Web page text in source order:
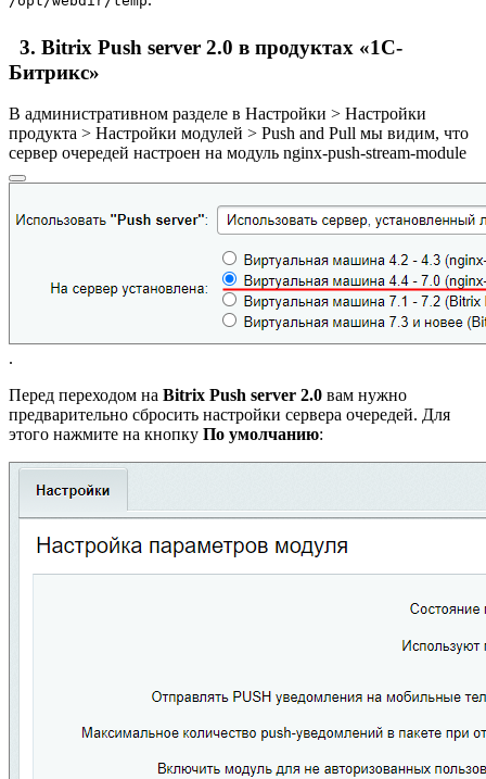
3. Bitrix Push server 2.0 в продуктах «1С-
Битрикс»
В административном разделе в Настройки > Настройки
продукта > Настройки модулей > Push and Pull мы видим, что
сервер очередей настроен на модуль nginx-push-stream-module
.
Перед переходом на Bitrix Push server 2.0 вам нужно
предварительно сбросить настройки сервера очередей. Для
этого нажмите на кнопку По умолчанию: